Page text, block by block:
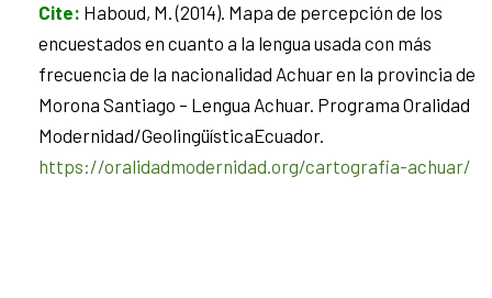
Cite: Haboud, M. (2014). Mapa de percepción de los
encuestados en cuanto a la lengua usada con más
frecuencia de la nacionalidad Achuar en la provincia de
Morona Santiago – Lengua Achuar. Programa Oralidad
Modernidad/GeolingüísticaEcuador.
https://oralidadmodernidad.org/cartografia-achuar/